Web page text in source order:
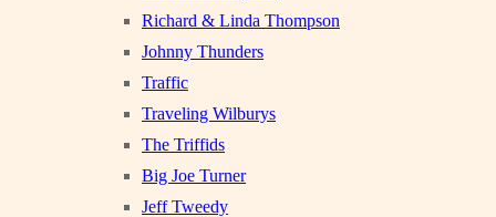
Richard & Linda Thompson
Johnny Thunders
Traffic
Traveling Wilburys
The Triffids
Big Joe Turner
Jeff Tweedy